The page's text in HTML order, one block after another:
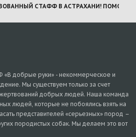
СТАФФ В АСТРАХАНИ!
«В добрые руки» - некоммерческое и
Мы существуем только за счет
добрых людей. Наша команда
людей, которые не побоялись взять на
представителей «серьезных» пород –
породистых собак. Мы делаем это вот